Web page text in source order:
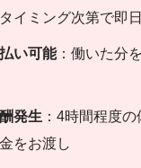
イミング次第で即
い可能：働いた分
発生 ：4時間程度の
をお渡し